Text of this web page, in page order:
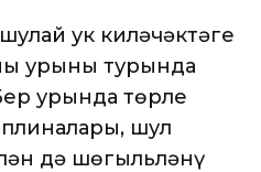
ук киләчәктәге
урыны турында
урында төрле
шул
дә шөгыльләнү